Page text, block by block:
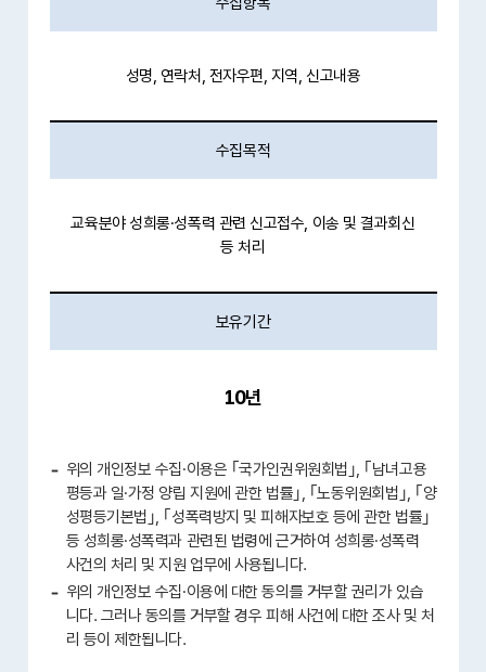
성명, 연락처, 전자우편, 지역, 신고내용
수집목적
교육분야 성희롱․성폭력 관련 신고접수, 이송 및 결과회신
등 처리
보유기간
10년
위의 개인정보 수집·이용은 ｢국가인권위원회법｣, ｢남녀고용
평등과 일․가정 양립 지원에 관한 법률｣, ｢노동위원회법｣, ｢양
성평등기본법｣, ｢성폭력방지 및 피해자보호 등에 관한 법률｣
등 성희롱·성폭력과 관련된 법령에 근거하여 성희롱․성폭력
사건의 처리 및 지원 업무에 사용됩니다.
위의 개인정보 수집·이용에 대한 동의를 거부할 권리가 있습
니다. 그러나 동의를 거부할 경우 피해 사건에 대한 조사 및 처
리 등이 제한됩니다.